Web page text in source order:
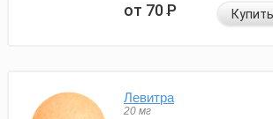
от 70Р Купить
Левитра
20 мг